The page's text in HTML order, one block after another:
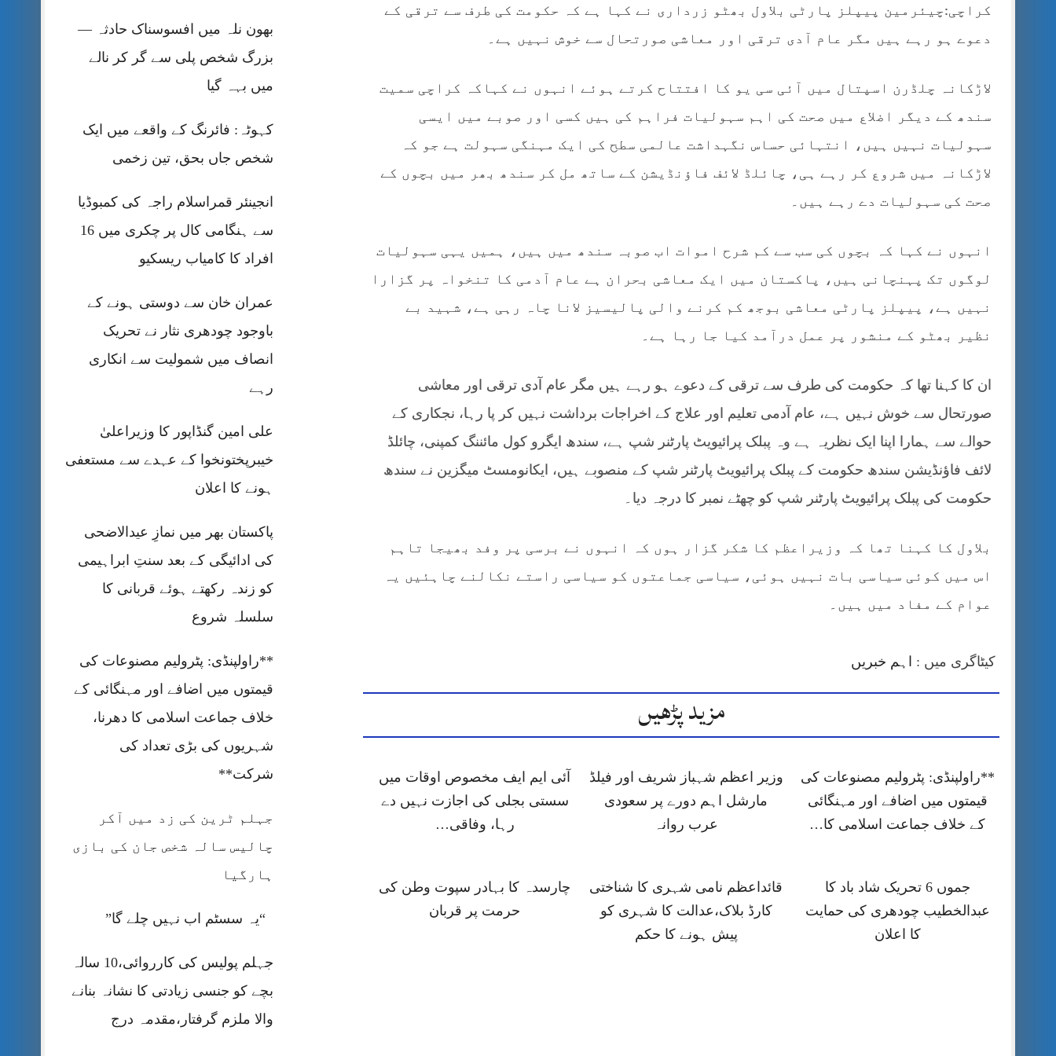
بھون نلہ میں افسوسناک حادثہ —
بزرگ شخص پلی سے گر کر نالے
میں بہہ گیا
کہوٹہ: فائرنگ کے واقعے میں ایک
شخص جاں بحق، تین زخمی
انجینئر قمراسلام راجہ کی کمبوڈیا
سے ہنگامی کال پر چکری میں 16
افراد کا کامیاب ریسکیو
عمران خان سے دوستی ہونے کے
باوجود چودھری نثار نے تحریک
انصاف میں شمولیت سے انکاری
رہے
علی امین گنڈاپور کا وزیراعلیٰ
خیبرپختونخوا کے عہدے سے مستعفی
ہونے کا اعلان
پاکستان بھر میں نمازِ عیدالاضحی
کی ادائیگی کے بعد سنتِ ابراہیمی
کو زندہ رکھتے ہوئے قربانی کا
سلسلہ شروع
**راولپنڈی: پٹرولیم مصنوعات کی
قیمتوں میں اضافے اور مہنگائی کے
خلاف جماعت اسلامی کا دھرنا،
شہریوں کی بڑی تعداد کی
شرکت**
جہلم ٹرین کی زد میں آکر
چالیس سالہ شخص جان کی بازی
ہارگیا
“یہ سسٹم اب نہیں چلے گا”
جہلم پولیس کی کارروائی،10 سالہ
بچے کو جنسی زیادتی کا نشانہ بنانے
والا ملزم گرفتار،مقدمہ درج
کراچی:چیئرمین پیپلز پارٹی بلاول بھٹو زرداری نے کہا ہے کہ حکومت کی طرف سے ترقی کے
دعوے ہو رہے ہیں مگر عام آدی ترقی اور معاشی صورتحال سے خوش نہیں ہے۔
لاڑکانہ چلڈرن اسپتال میں آئی سی یو کا افتتاح کرتے ہوئے انہوں نے کہاکہ کراچی سمیت
سندھ کے دیگر اضلاع میں صحت کی اہم سہولیات فراہم کی ہیں کسی اور صوبے میں ایسی
سہولیات نہیں ہیں، انتہائی حساس نگہداشت عالمی سطح کی ایک مہنگی سہولت ہے جو کہ
لاڑکانہ میں شروع کر رہے ہی، چائلڈ لائف فاؤنڈیشن کے ساتھ مل کر سندھ بھر میں بچوں کے
صحت کی سہولیات دے رہے ہیں۔
انہوں نے کہا کہ بچوں کی سب سے کم شرح اموات اب صوبہ سندھ میں ہیں، ہمیں یہی سہولیات
لوگوں تک پہنچانی ہیں، پاکستان میں ایک معاشی بحران ہے عام آدمی کا تنخواہ پر گزارا
نہیں ہے، پیپلز پارٹی معاشی بوجھ کم کرنے والی پالیسیز لانا چاہ رہی ہے، شہید بے
نظیر بھٹو کے منشور پر عمل درآمد کیا جا رہا ہے۔
ان کا کہنا تھا کہ حکومت کی طرف سے ترقی کے دعوے ہو رہے ہیں مگر عام آدی ترقی اور معاشی
صورتحال سے خوش نہیں ہے، عام آدمی تعلیم اور علاج کے اخراجات برداشت نہیں کر پا رہا، نجکاری کے
حوالے سے ہمارا اپنا ایک نظریہ ہے وہ پبلک پرائیویٹ پارٹنر شپ ہے، سندھ ایگرو کول مائننگ کمپنی، چائلڈ
لائف فاؤنڈیشن سندھ حکومت کے پبلک پرائیویٹ پارٹنر شپ کے منصوبے ہیں، ایکانومسٹ میگزین نے سندھ
حکومت کی پبلک پرائیویٹ پارٹنر شپ کو چھٹے نمبر کا درجہ دیا۔
بلاول کا کہنا تھا کہ وزیراعظم کا شکر گزار ہوں کہ انہوں نے برسی پر وفد بھیجا تاہم
اس میں کوئی سیاسی بات نہیں ہوئی، سیاسی جماعتوں کو سیاسی راستے نکالنے چاہئیں یہ
عوام کے مفاد میں ہیں۔
کیٹاگری میں : اہم خبریں
مزید پڑھیں
**راولپنڈی: پٹرولیم مصنوعات کی
قیمتوں میں اضافے اور مہنگائی
کے خلاف جماعت اسلامی کا…
وزیر اعظم شہباز شریف اور فیلڈ
مارشل اہم دورے پر سعودی
عرب روانہ
آئی ایم ایف مخصوص اوقات میں
سستی بجلی کی اجازت نہیں دے
رہا، وفاقی…
جموں 6 تحریک شاد باد کا
عبدالخطیب چودھری کی حمایت
کا اعلان
قائداعظم نامی شہری کا شناختی
کارڈ بلاک،عدالت کا شہری کو
پیش ہونے کا حکم
چارسدہ کا بہادر سپوت وطن کی
حرمت پر قربان